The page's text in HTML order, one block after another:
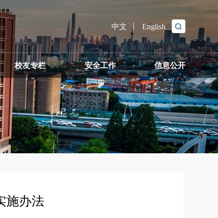
中文 English
校友专栏 安全工作 信息公开
公开
施办法